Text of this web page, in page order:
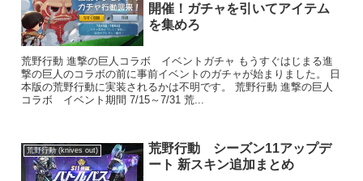
開催！ガチャを引いてアイテム
を集めろ
荒野行動 進撃の巨人コラボ イベントガチャ もうすぐはじまる進
撃の巨人のコラボの前に事前イベントのガチャが始まりました。 日
本版の荒野行動に実装されるかは不明です。 荒野行動 進撃の巨人
コラボ イベント期間 7/15～7/31 荒...
荒野行動 (knives out)
荒野行動 シーズン11アップデ
ート 新スキン追加まとめ